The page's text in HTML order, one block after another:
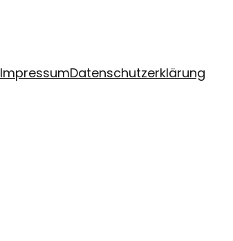
ImpressumDatenschutzerklärung